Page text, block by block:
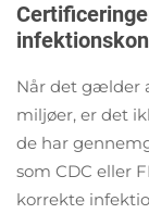
Når det gælder
miljøer, er det
de har
som CDC eller
korrekte